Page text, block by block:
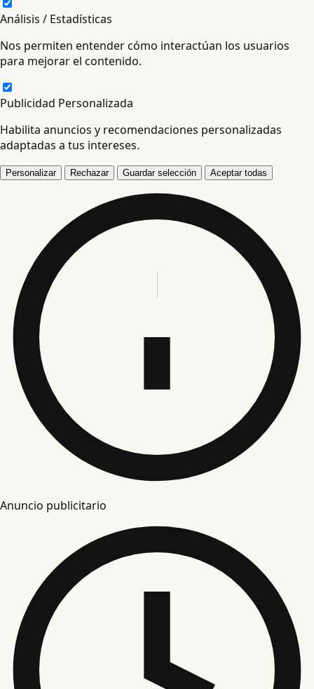
Análisis / Estadísticas
Nos permiten entender cómo interactúan los usuarios
para mejorar el contenido.
Publicidad Personalizada
Habilita anuncios y recomendaciones personalizadas
adaptadas a tus intereses.
Personalizar Rechazar Guardar selección Aceptar todas
Anuncio publicitario